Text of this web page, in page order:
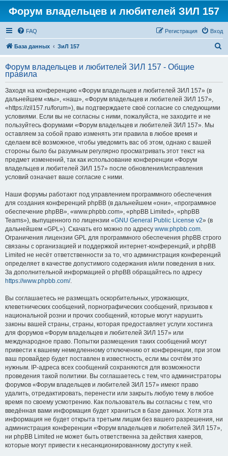
Форум владельцев и любителей ЗИЛ 157
FAQ Вход
Регистрация
База данных ЗиЛ 157
с
Форум владельцев и любителей ЗИЛ 157 - Общие
правила
Заходя на конференцию «Форум владельцев и любителей ЗИЛ 157» (в
дальнейшем «мы», «наш», «Форум владельцев и любителей ЗИЛ 157»,
«https://zil157.ru/forum»), вы подтверждаете своё согласие со следующими
условиями. Если вы не согласны с ними, пожалуйста, не заходите и не
пользуйтесь форумами «Форум владельцев и любителей ЗИЛ 157». Мы
оставляем за собой право изменять эти правила в любое время и
сделаем всё возможное, чтобы уведомить вас об этом, однако с вашей
стороны было бы разумным регулярно просматривать этот текст на
предмет изменений, так как использование конференции «Форум
владельцев и любителей ЗИЛ 157» после обновления/исправления
условий означает ваше согласие с ними.
Наши форумы работают под управлением программного обеспечения
для создания конференций phpBB (в дальнейшем «они», «программное
обеспечение phpBB», «www.phpbb.com», «phpBB Limited», «phpBB
Teams»), выпущенного по лицензии «GNU General Public License v2» (в
дальнейшем «GPL»). Скачать его можно по адресу www.phpbb.com.
Ограничения лицензии GPL для программного обеспечения phpBB строго
связаны с организацией и поддержкой интернет-конференций, и phpBB
Limited не несёт ответственности за то, что администрация конференций
определяет в качестве допустимого содержания и/или поведения в них.
За дополнительной информацией о phpBB обращайтесь по адресу
https://www.phpbb.com/.
Вы соглашаетесь не размещать оскорбительных, угрожающих,
клеветнических сообщений, порнографических сообщений, призывов к
национальной розни и прочих сообщений, которые могут нарушить
законы вашей страны, страны, которая предоставляет услуги хостинга
для форумов «Форум владельцев и любителей ЗИЛ 157» или
международное право. Попытки размещения таких сообщений могут
привести к вашему немедленному отключению от конференции, при этом
ваш провайдер будет поставлен в известность, если мы сочтём это
нужным. IP-адреса всех сообщений сохраняются для возможности
проведения такой политики. Вы соглашаетесь с тем, что администраторы
форумов «Форум владельцев и любителей ЗИЛ 157» имеют право
удалить, отредактировать, перенести или закрыть любую тему в любое
время по своему усмотрению. Как пользователь вы согласны с тем, что
введённая вами информация будет храниться в базе данных. Хотя эта
информация не будет открыта третьим лицам без вашего разрешения, ни
администрация конференции «Форум владельцев и любителей ЗИЛ 157»,
ни phpBB Limited не может быть ответственна за действия хакеров,
которые могут привести к несанкционированному доступу к ней.